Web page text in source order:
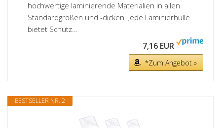
hochwertige laminierende Materialien in allen
Standardgrößen und -dicken. Jede Laminierhülle
bietet Schutz...
7,16 EUR
*Zum Angebot »
BESTSELLER NR. 2